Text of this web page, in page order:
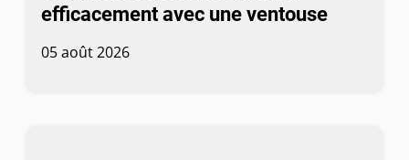
efficacement avec une ventouse
05 août 2026